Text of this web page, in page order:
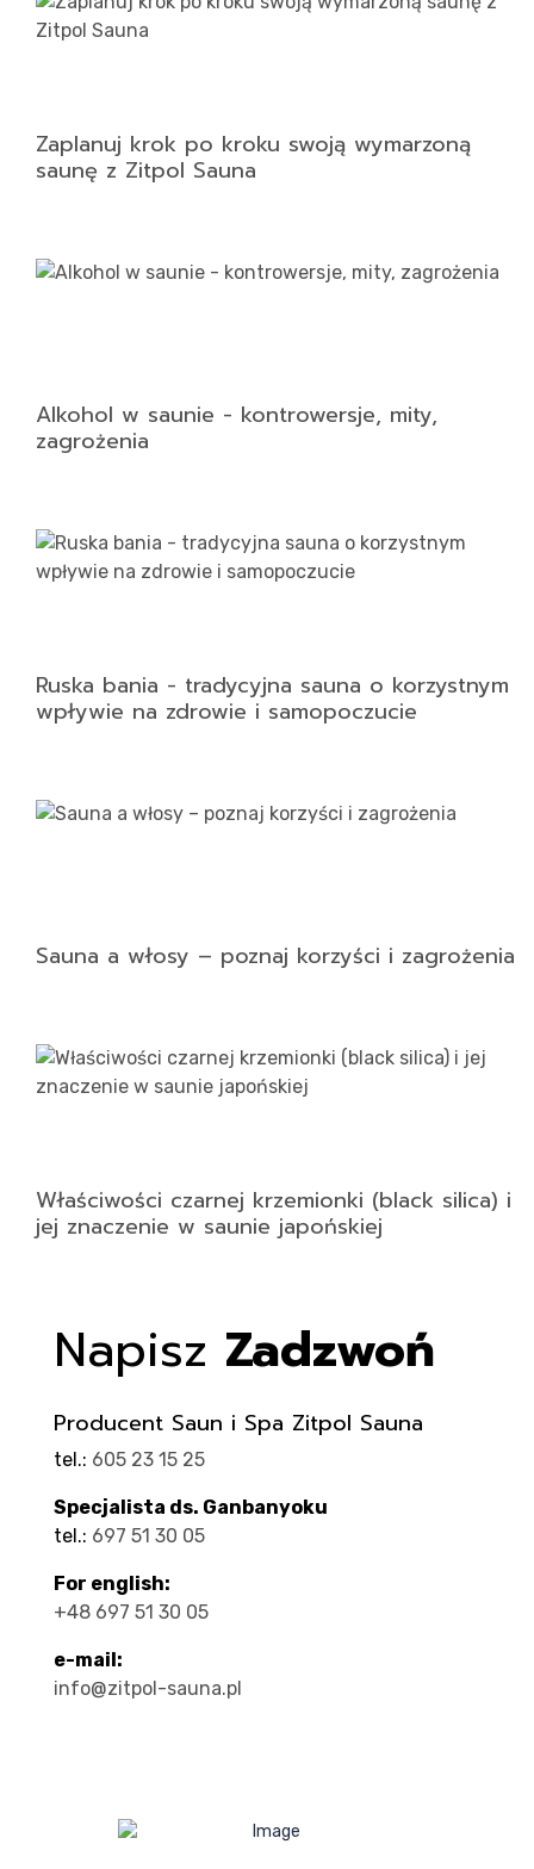
Zaplanuj krok po kroku swoją wymarzoną
saunę z Zitpol Sauna
Alkohol w saunie - kontrowersje, mity,
zagrożenia
Ruska bania - tradycyjna sauna o korzystnym
wpływie na zdrowie i samopoczucie
Sauna a włosy – poznaj korzyści i zagrożenia
Właściwości czarnej krzemionki (black silica) i
jej znaczenie w saunie japońskiej
Napisz Zadzwoń
Producent Saun i Spa Zitpol Sauna
tel.: 605 23 15 25
Specjalista ds. Ganbanyoku
tel.: 697 51 30 05
For english:
+48 697 51 30 05
e-mail:
info@zitpol-sauna.pl